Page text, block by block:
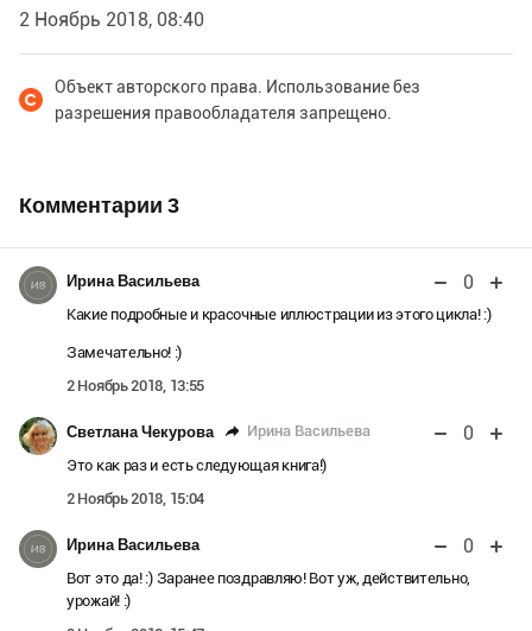
2 Ноябрь 2018, 08:40
Объект авторского права. Использование без
разрешения правообладателя запрещено.
Комментарии 3
Ирина Васильева 0
Какие подробные и красочные иллюстрации из этого цикла! :)
Замечательно! :)
2 Ноябрь 2018, 13:55
Светлана Чекурова Ирина Васильева 0
Это как раз и есть следующая книга!)
2 Ноябрь 2018, 15:04
Ирина Васильева 0
Вот это да! :) Заранее поздравляю! Вот уж, действительно,
урожай! :)